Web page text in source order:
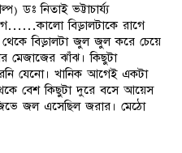
ডঃ নিতাই ভট্টাচার্য্য
বিড়ালটাকে রাগে
বিড়ালটা জুল জুল করে চেয়ে
মেজাজের ঝাঁঝ। কিছুটা
যেনো। খানিক আগেই একটা
বেশ কিছুটা দুরে বসে আয়েস
জল এসেছিল জরার। মেঠো